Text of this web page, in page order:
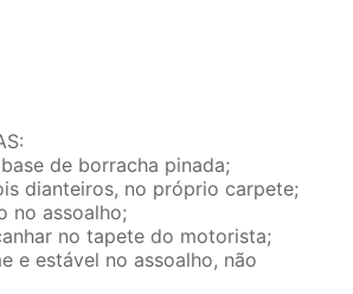
de borracha pinada;
dianteiros, no próprio carpete;
no assoalho;
no tapete do motorista;
e estável no assoalho, não